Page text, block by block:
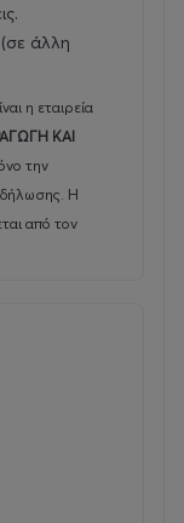
άλλη
η εταιρεία
ΚΑΙ
την
Η
από τον